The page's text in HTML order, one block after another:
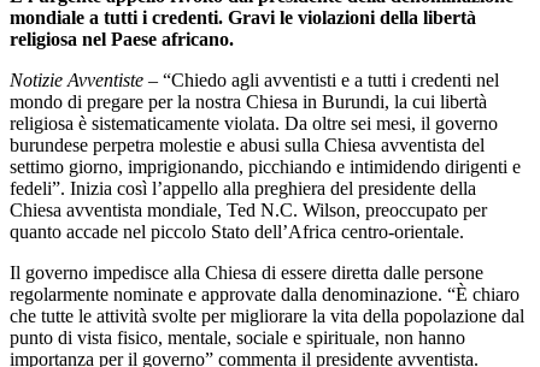
mondiale a tutti i credenti. Gravi le violazioni della libertà
religiosa nel Paese africano.
Notizie Avventiste – “Chiedo agli avventisti e a tutti i credenti nel
mondo di pregare per la nostra Chiesa in Burundi, la cui libertà
religiosa è sistematicamente violata. Da oltre sei mesi, il governo
burundese perpetra molestie e abusi sulla Chiesa avventista del
settimo giorno, imprigionando, picchiando e intimidendo dirigenti e
fedeli”. Inizia così l’appello alla preghiera del presidente della
Chiesa avventista mondiale, Ted N.C. Wilson, preoccupato per
quanto accade nel piccolo Stato dell’Africa centro-orientale.
Il governo impedisce alla Chiesa di essere diretta dalle persone
regolarmente nominate e approvate dalla denominazione. “È chiaro
che tutte le attività svolte per migliorare la vita della popolazione dal
punto di vista fisico, mentale, sociale e spirituale, non hanno
importanza per il governo” commenta il presidente avventista.